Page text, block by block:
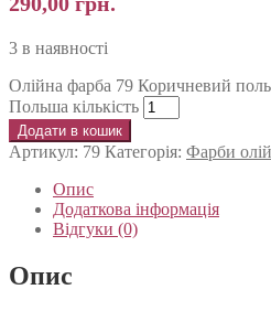
3 в наявності
Олійна фарба 79 Коричневий
Польша кількість
Додати в кошик
Артикул: 79 Категорія: Фарби
Опис
Додаткова інформація
Відгуки (0)
Опис